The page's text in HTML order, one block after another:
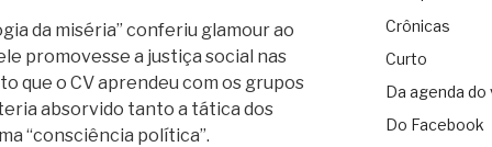
da miséria” conferiu glamour ao
promovesse a justiça social nas
que o CV aprendeu com os grupos
absorvido tanto a tática dos
“consciência política”.
Crônicas
Curto
Da agenda do
Do Facebook